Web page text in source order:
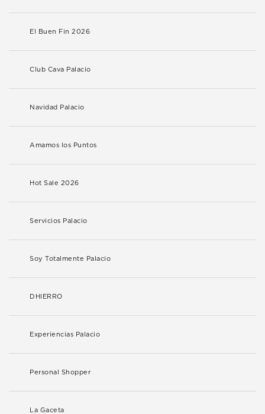
El Buen Fin 2026
Club Cava Palacio
Navidad Palacio
Amamos los Puntos
Hot Sale 2026
Servicios Palacio
Soy Totalmente Palacio
DHIERRO
Experiencias Palacio
Personal Shopper
La Gaceta